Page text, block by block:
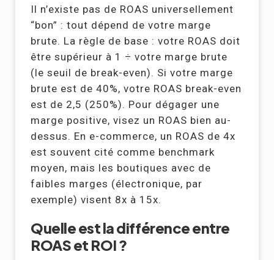
Il n’existe pas de ROAS universellement
“bon” : tout dépend de votre marge
brute. La règle de base : votre ROAS doit
être supérieur à 1 ÷ votre marge brute
(le seuil de break-even). Si votre marge
brute est de 40%, votre ROAS break-even
est de 2,5 (250%). Pour dégager une
marge positive, visez un ROAS bien au-
dessus. En e-commerce, un ROAS de 4x
est souvent cité comme benchmark
moyen, mais les boutiques avec de
faibles marges (électronique, par
exemple) visent 8x à 15x.
Quelle est la différence entre
ROAS et ROI ?